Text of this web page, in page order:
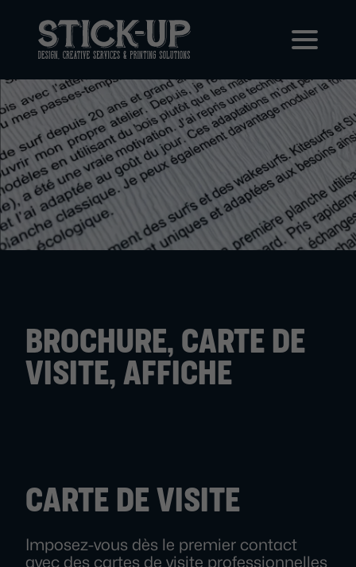
BROCHURE, CARTE DE
VISITE, AFFICHE
CARTE DE VISITE
Imposez-vous dès le premier contact
avec des cartes de visite professionnelles